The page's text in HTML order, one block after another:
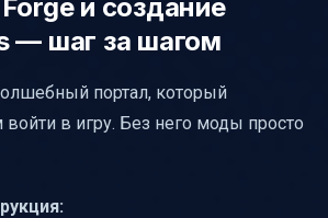
и создание
— шаг за шагом
портал, который
в игру. Без него моды просто